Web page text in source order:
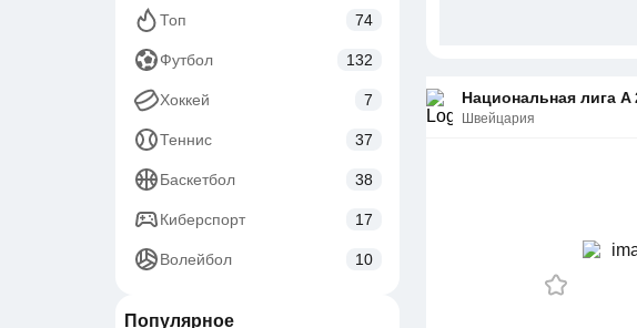
Топ 74
Футбол 132
Хоккей 7
Теннис 37
Баскетбол 38
Киберспорт 17
Волейбол 10
Популярное
Национальная лига A
Швейцария